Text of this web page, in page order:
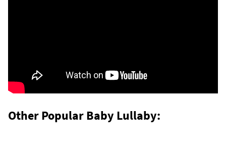
Other Popular Baby Lullaby: